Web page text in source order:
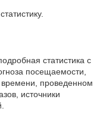
статистика с
посещаемости,
времени, проведенном
источники